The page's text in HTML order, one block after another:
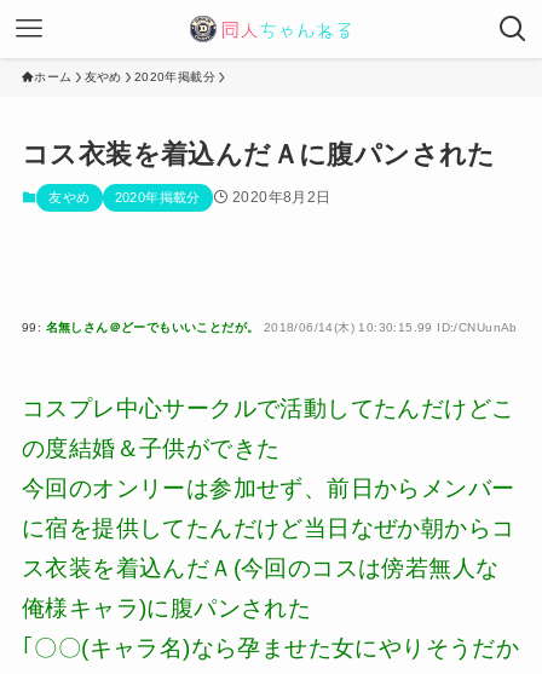
ホーム 友やめ 2020年掲載分
コス衣装を着込んだＡに腹パンされた
友やめ 2020年掲載分 2020年8月2日
99: 名無しさん＠どーでもいいことだが。 2018/06/14(木) 10:30:15.99 ID:/CNUunAb
コスプレ中心サークルで活動してたんだけどこ
の度結婚＆子供ができた
今回のオンリーは参加せず、前日からメンバー
に宿を提供してたんだけど当日なぜか朝からコ
ス衣装を着込んだＡ(今回のコスは傍若無人な
俺様キャラ)に腹パンされた
｢〇〇(キャラ名)なら孕ませた女にやりそうだか